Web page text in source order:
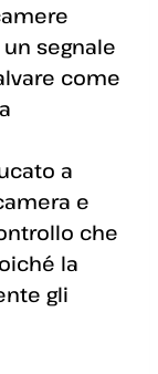
segnale
come
a
e
che
la
gli